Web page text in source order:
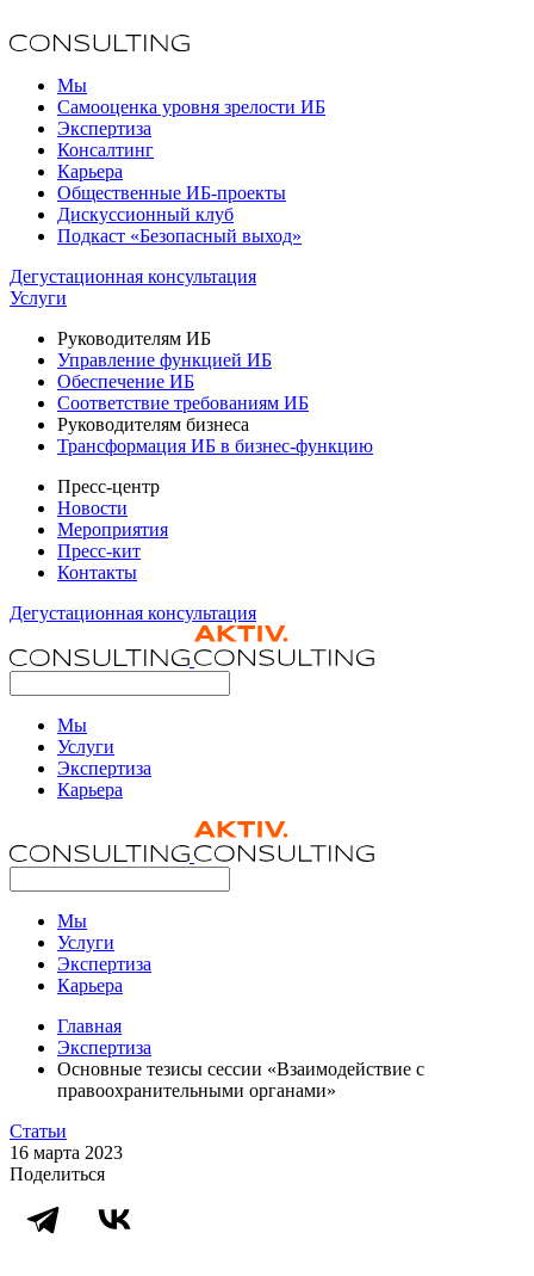
Мы
Самооценка уровня зрелости ИБ
Экспертиза
Консалтинг
Карьера
Общественные ИБ-проекты
Дискуссионный клуб
Подкаст «Безопасный выход»
Дегустационная консультация
Услуги
Руководителям ИБ
Управление функцией ИБ
Обеспечение ИБ
Соответствие требованиям ИБ
Руководителям бизнеса
Трансформация ИБ в бизнес-функцию
Пресс-центр
Новости
Мероприятия
Пресс-кит
Контакты
Дегустационная консультация
Мы
Услуги
Экспертиза
Карьера
Мы
Услуги
Экспертиза
Карьера
Главная
Экспертиза
Основные тезисы сессии «Взаимодействие с
правоохранительными органами»
Статьи
16 марта 2023
Поделиться